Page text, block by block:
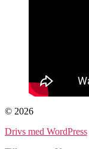
© 2026
Drivs med WordPress